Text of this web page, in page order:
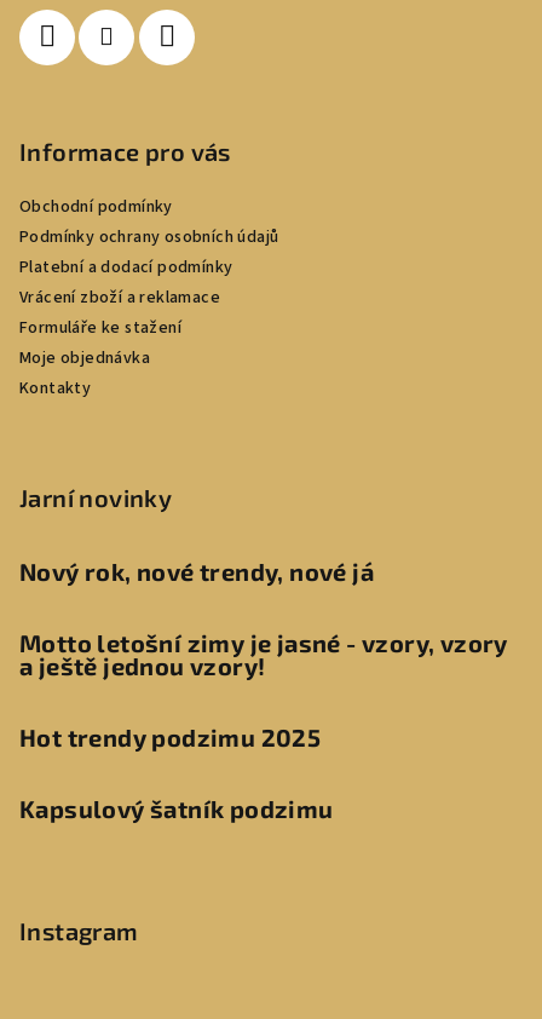
Informace pro vás
Obchodní podmínky
Podmínky ochrany osobních údajů
Platební a dodací podmínky
Vrácení zboží a reklamace
Formuláře ke stažení
Moje objednávka
Kontakty
Jarní novinky
Nový rok, nové trendy, nové já
Motto letošní zimy je jasné - vzory, vzory
a ještě jednou vzory!
Hot trendy podzimu 2025
Kapsulový šatník podzimu
Instagram